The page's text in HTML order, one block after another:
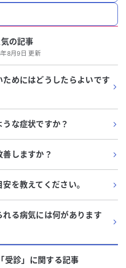
の記事
8月9日 更新
めにはどうしたらよいです
うな症状ですか？
しますか？
を教えてください。
る病気には何があります
受診」に関する記事